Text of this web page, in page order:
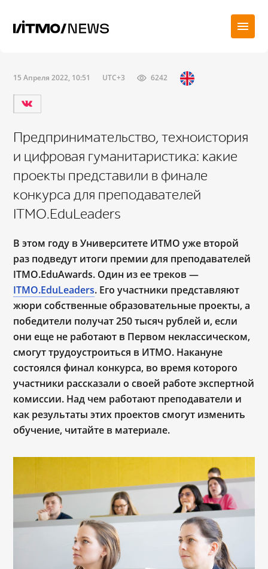
15 Апреля 2022, 10:51 UTC+3 6242
Предпринимательство, техноистория
и цифровая гуманитаристика: какие
проекты представили в финале
конкурса для преподавателей
ITMO.EduLeaders
В этом году в Университете ИТМО уже второй
раз подведут итоги премии для преподавателей
ITMO.EduAwards. Один из ее треков ―
ITMO.EduLeaders. Его участники представляют
жюри собственные образовательные проекты, а
победители получат 250 тысяч рублей и, если
они еще не работают в Первом неклассическом,
смогут трудоустроиться в ИТМО. Накануне
состоялся финал конкурса, во время которого
участники рассказали о своей работе экспертной
комиссии. Над чем работают преподаватели и
как результаты этих проектов смогут изменить
обучение, читайте в материале.